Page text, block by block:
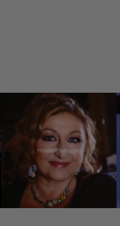
Halina Pawlovská